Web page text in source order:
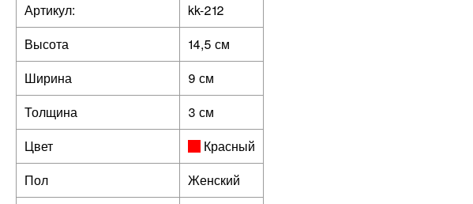
Артикул:
kk-212
Высота
14,5 см
Ширина
9 см
Толщина
3 см
Цвет
Красный
Пол
Женский